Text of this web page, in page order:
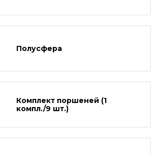
Полусфера
Комплект поршеней (1
компл./9 шт.)